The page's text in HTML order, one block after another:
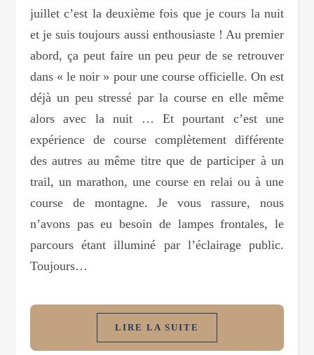
juillet c’est la deuxième fois que je cours la nuit
et je suis toujours aussi enthousiaste ! Au premier
abord, ça peut faire un peu peur de se retrouver
dans « le noir » pour une course officielle. On est
déjà un peu stressé par la course en elle même
alors avec la nuit … Et pourtant c’est une
expérience de course complètement différente
des autres au même titre que de participer à un
trail, un marathon, une course en relai ou à une
course de montagne. Je vous rassure, nous
n’avons pas eu besoin de lampes frontales, le
parcours étant illuminé par l’éclairage public.
Toujours…
LIRE LA SUITE